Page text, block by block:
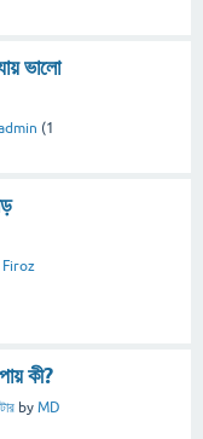
ভালো
(1
Firoz
কী?
by MD